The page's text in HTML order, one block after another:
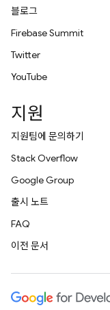
블로그
Firebase Summit
Twitter
YouTube
지원
지원팀에 문의하기
Stack Overflow
Google Group
출시 노트
FAQ
이전 문서